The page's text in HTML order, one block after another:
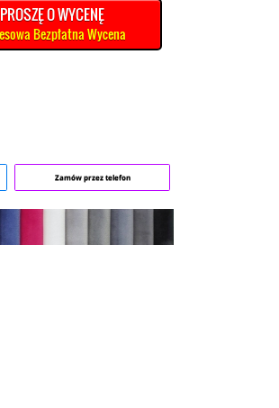
PROSZĘ O WYCENĘ
Expresowa Bezpłatna Wycena
Zamów przez telefon